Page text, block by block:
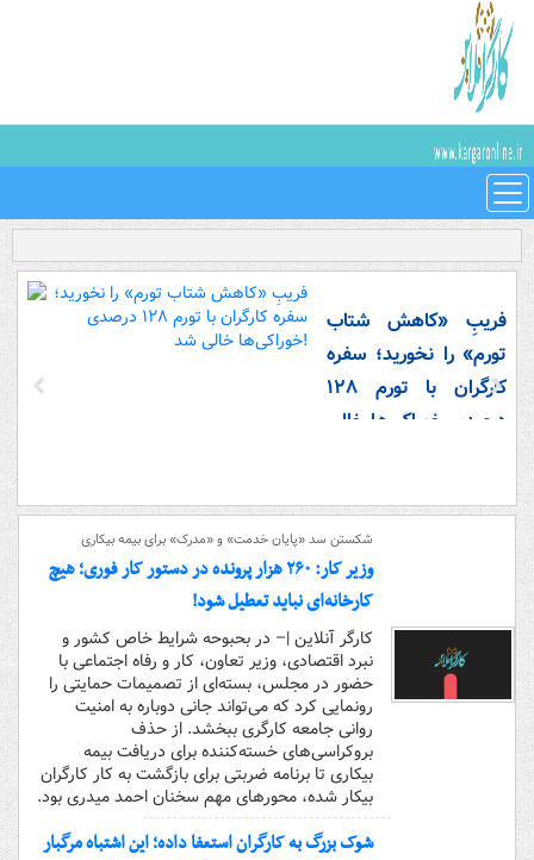
فریبِ «کاهش شتاب
تورم» را نخورید؛ سفره
کارگران با تورم ۱۲۸
درصدی خوراکی‌ها خالی
شکستن سد «پایان خدمت» و «مدرک» برای بیمه بیکاری
وزیر کار: ۲۶۰ هزار پرونده در دستور کار فوری؛ هیچ
کارخانه‌ای نباید تعطیل شود!
کارگر آنلاین |– در بحبوحه شرایط خاص کشور و
نبرد اقتصادی، وزیر تعاون، کار و رفاه اجتماعی با
حضور در مجلس، بسته‌ای از تصمیمات حمایتی را
رونمایی کرد که می‌تواند جانی دوباره به امنیت
روانی جامعه کارگری ببخشد. از حذف
بروکراسی‌های خسته‌کننده برای دریافت بیمه
بیکاری تا برنامه ضربتی برای بازگشت به کار کارگران
بیکار شده، محورهای مهم سخنان احمد میدری بود.
شوک بزرگ به کارگران استعفا داده؛ این اشتباه مرگبار